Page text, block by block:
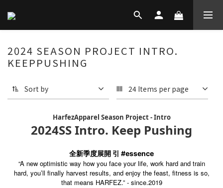
2024 SEASON PROJECT INTRO.
KEEPPUSHING
Sort by 24 Items per page
HarfezApparel Season Project - Intro
2024SS Intro. Keep Pushing
全新季度展開 引 #essence
“A new optimistic way how you face your life, work hard and train
hard, you’ll finally harvest results, and enjoy the feast, fitness is so,
that means HARFEZ.” - since.2019